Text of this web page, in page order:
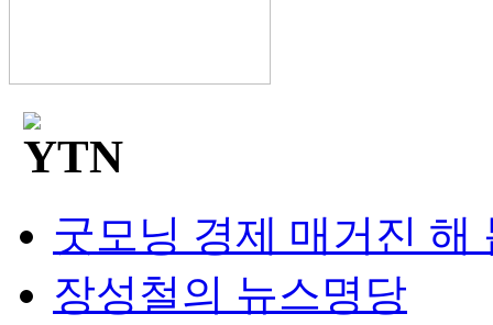
굿모닝 경제 매거진 해
장성철의 뉴스명당